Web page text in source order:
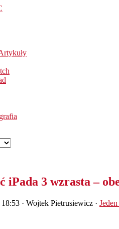
iPada 3 wzrasta –
18:53 · Wojtek Pietrusiewicz ·